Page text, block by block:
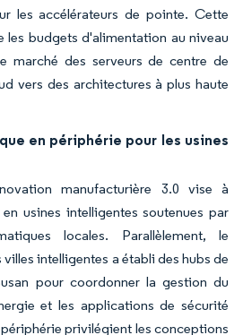
les accélérateurs de pointe. Cette
les budgets d'alimentation au niveau
marché des serveurs de centre de
vers des architectures à plus haute
en périphérie pour les usines
manufacturière 3.0 vise à
usines intelligentes soutenues par
locales. Parallèlement, le
intelligentes a établi des hubs de
pour coordonner la gestion du
et les applications de sécurité
privilégient les conceptions